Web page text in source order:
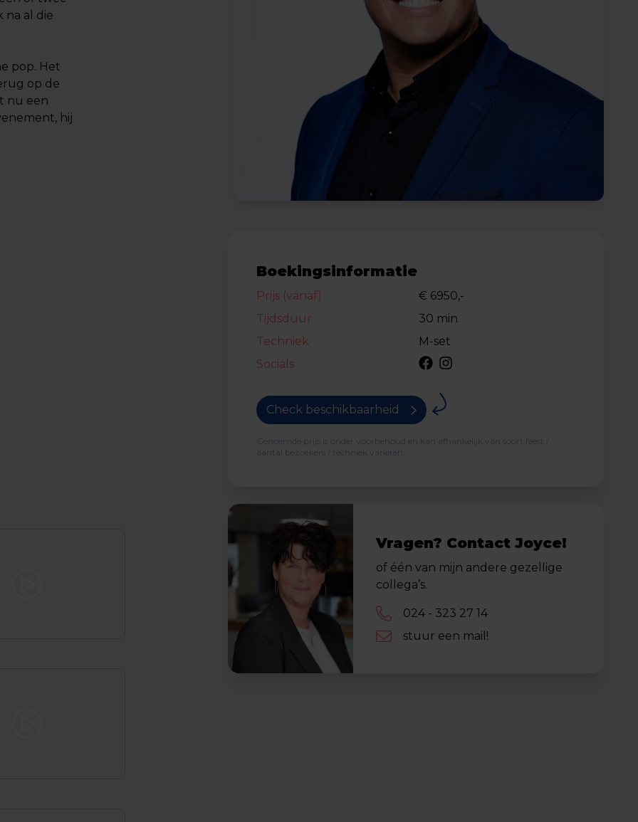
na al die
pop. Het
op de
nu een
hij
Boekingsinformatie
Prijs (vanaf)
€ 6950,-
Tijdsduur
30 min
Techniek
M-set
Socials
Check beschikbaarheid
Genoemde prijs is onder voorbehoud en kan afhankelijk van soort feest /
aantal bezoekers / techniek variëren.
Vragen? Contact Joyce!
of één van mijn andere gezellige
collega’s.
024 - 323 27 14
stuur een mail!